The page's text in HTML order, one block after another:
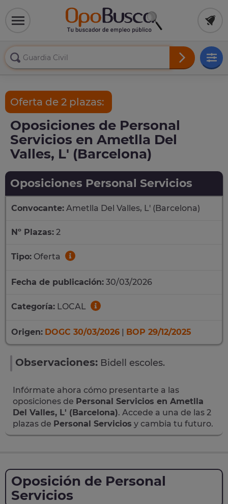
Oferta de 2 plazas:
Oposiciones de Personal
Servicios en Ametlla Del
Valles, L' (Barcelona)
Oposiciones Personal Servicios
Convocante: Ametlla Del Valles, L' (Barcelona)
Nº Plazas: 2
Tipo: Oferta
Fecha de publicación: 30/03/2026
Categoría: LOCAL
Origen: DOGC 30/03/2026 | BOP 29/12/2025
Observaciones: Bidell escoles.
Infórmate ahora cómo presentarte a las
oposiciones de Personal Servicios en Ametlla
Del Valles, L' (Barcelona). Accede a una de las 2
plazas de Personal Servicios y cambia tu futuro.
Oposición de Personal
Servicios